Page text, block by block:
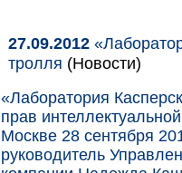
27.09.2012
тролля (Новости)
«Лаборатория
прав
Москве 28 сентября
руководитель